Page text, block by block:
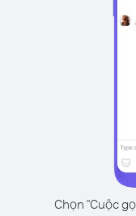
Chọn "Cuộc